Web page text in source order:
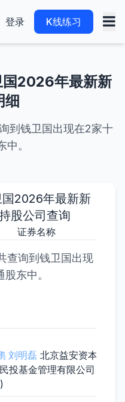
登录 K线练习
国2026年最新新
细
到钱卫国出现在2家十
中。
2026年最新新
股公司查询
证券名称
查询到钱卫国出现
东中。
刘明磊 北京益安资本管理
投基金管理有限公司－鲁